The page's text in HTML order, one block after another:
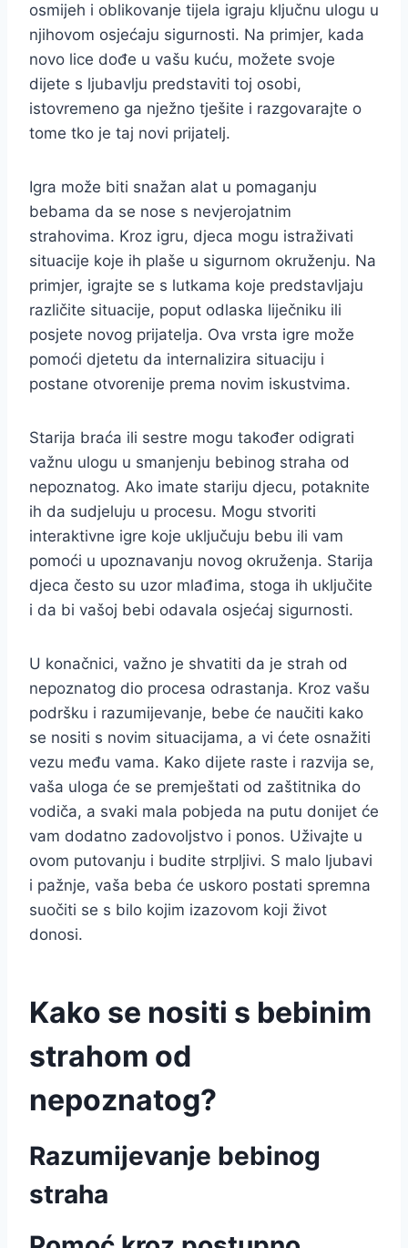
osmijeh i oblikovanje tijela igraju ključnu ulogu u
njihovom osjećaju sigurnosti. Na primjer, kada
novo lice dođe u vašu kuću, možete svoje
dijete s ljubavlju predstaviti toj osobi,
istovremeno ga nježno tješite i razgovarajte o
tome tko je taj novi prijatelj.
Igra može biti snažan alat u pomaganju
bebama da se nose s nevjerojatnim
strahovima. Kroz igru, djeca mogu istraživati
situacije koje ih plaše u sigurnom okruženju. Na
primjer, igrajte se s lutkama koje predstavljaju
različite situacije, poput odlaska liječniku ili
posjete novog prijatelja. Ova vrsta igre može
pomoći djetetu da internalizira situaciju i
postane otvorenije prema novim iskustvima.
Starija braća ili sestre mogu također odigrati
važnu ulogu u smanjenju bebinog straha od
nepoznatog. Ako imate stariju djecu, potaknite
ih da sudjeluju u procesu. Mogu stvoriti
interaktivne igre koje uključuju bebu ili vam
pomoći u upoznavanju novog okruženja. Starija
djeca često su uzor mlađima, stoga ih uključite
i da bi vašoj bebi odavala osjećaj sigurnosti.
U konačnici, važno je shvatiti da je strah od
nepoznatog dio procesa odrastanja. Kroz vašu
podršku i razumijevanje, bebe će naučiti kako
se nositi s novim situacijama, a vi ćete osnažiti
vezu među vama. Kako dijete raste i razvija se,
vaša uloga će se premještati od zaštitnika do
vodiča, a svaki mala pobjeda na putu donijet će
vam dodatno zadovoljstvo i ponos. Uživajte u
ovom putovanju i budite strpljivi. S malo ljubavi
i pažnje, vaša beba će uskoro postati spremna
suočiti se s bilo kojim izazovom koji život
donosi.
Kako se nositi s bebinim
strahom od
nepoznatog?
Razumijevanje bebinog
straha